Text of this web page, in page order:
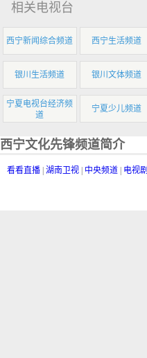
相关电视台
西宁新闻综合频道 西宁生活频道
银川生活频道 银川文体频道
宁夏电视台经济频
道
宁夏少儿频道
西宁文化先锋频道简介
看看直播 湖南卫视 中央频道 电视剧